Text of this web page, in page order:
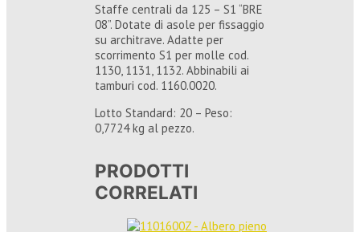
Staffe centrali da 125 – S1 “BRE
08”. Dotate di asole per fissaggio
su architrave. Adatte per
scorrimento S1 per molle cod.
1130, 1131, 1132. Abbinabili ai
tamburi cod. 1160.0020.
Lotto Standard: 20 – Peso:
0,7724 kg al pezzo.
PRODOTTI
CORRELATI